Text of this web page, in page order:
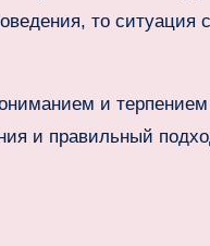
то ситуация
и терпением
и правильный